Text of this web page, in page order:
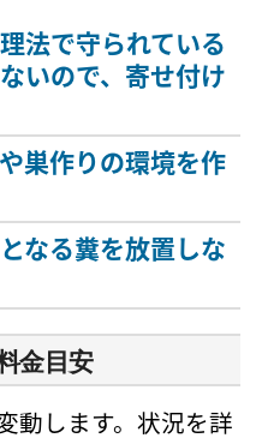
法で守られている
いので、寄せ付け
巣作りの環境を作
なる糞を放置しな
金目安
動します。状況を詳